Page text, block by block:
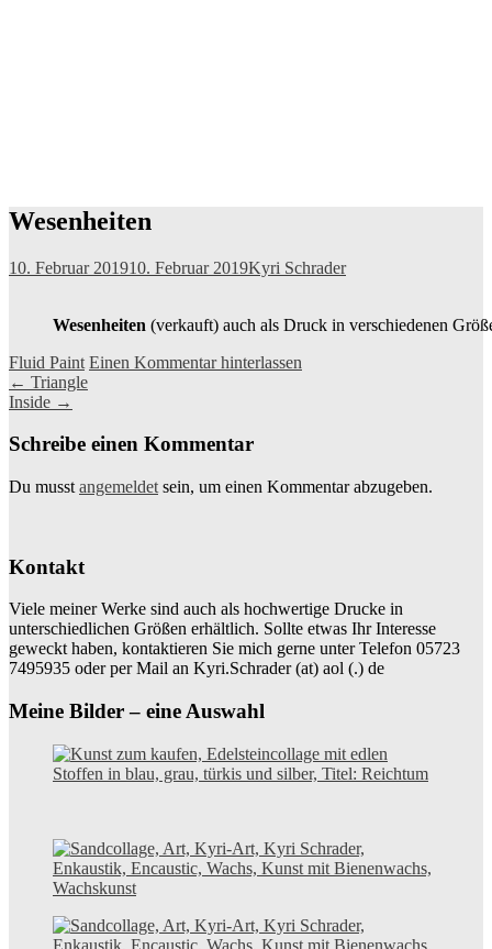
Wesenheiten
10. Februar 201910. Februar 2019Kyri Schrader
Wesenheiten (verkauft) auch als Druck in verschiedenen
Fluid Paint Einen Kommentar hinterlassen
Beitragsnavigation
← Triangle
Inside →
Schreibe einen Kommentar
Du musst angemeldet sein, um einen Kommentar abzugeben.
Kontakt
Viele meiner Werke sind auch als hochwertige Drucke in
unterschiedlichen Größen erhältlich. Sollte etwas Ihr Interesse
geweckt haben, kontaktieren Sie mich gerne unter Telefon 05723
7495935 oder per Mail an Kyri.Schrader (at) aol (.) de
Meine Bilder – eine Auswahl